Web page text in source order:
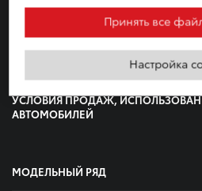
ЗАПИСАТЬСЯ НА СЕРВИС
СКАЧАТЬ БРОШЮРЫ
УСЛОВИЯ ПРОДАЖ,
АВТОМОБИЛЕЙ
МОДЕЛЬНЫЙ РЯД
Принять все
Настройка